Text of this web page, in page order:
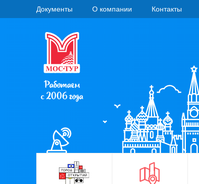
Документы О компании Контакты
Работаем
с 2006 года